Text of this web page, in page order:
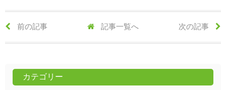
前の記事 記事一覧へ 次の記事
カテゴリー